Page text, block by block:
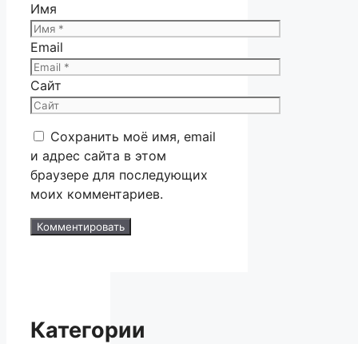
Имя
Email
Сайт
Сохранить моё имя, email
и адрес сайта в этом
браузере для последующих
моих комментариев.
Категории